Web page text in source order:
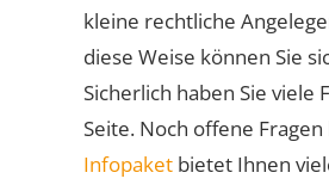
kleine rechtliche
diese Weise können Sie
Sicherlich haben Sie
Seite. Noch offene
Infopaket bietet Ihnen